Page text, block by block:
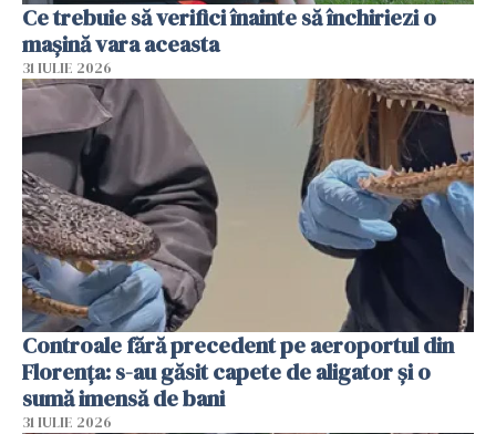
Ce trebuie să verifici înainte să închiriezi o
mașină vara aceasta
31 IULIE 2026
Controale fără precedent pe aeroportul din
Florența: s-au găsit capete de aligator și o
sumă imensă de bani
31 IULIE 2026